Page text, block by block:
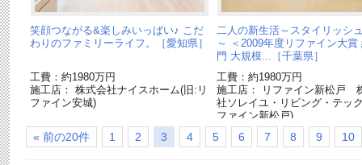
笑顔つながる&楽しみいっぱい♪ こだ
わりのファミリーライフ。［愛知県］
工費：約1980万円
施工店： 株式会社ナイスホーム(旧:リ
ファイン安城)
二人の新生活～スタイリッシ
～ ＜2009年度リファイン大賞
門 大規模...［千葉県］
工費：約1980万円
施工店： リファイン新松戸
社ソレイユ・リビング・テッ
ファイン新松戸)
« 前の20件 1 2 3 4 5 6 7 8 9 10